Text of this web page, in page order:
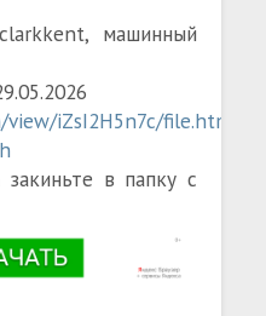
машинный
iZsI2H5n7c/file.html
в папку с